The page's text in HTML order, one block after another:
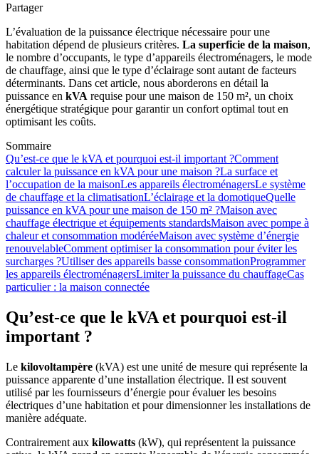
Partager
L’évaluation de la puissance électrique nécessaire pour une
habitation dépend de plusieurs critères. La superficie de la maison,
le nombre d’occupants, le type d’appareils électroménagers, le mode
de chauffage, ainsi que le type d’éclairage sont autant de facteurs
déterminants. Dans cet article, nous aborderons en détail la
puissance en kVA requise pour une maison de 150 m², un choix
énergétique stratégique pour garantir un confort optimal tout en
optimisant les coûts.
Sommaire
Qu’est-ce que le kVA et pourquoi est-il important ?Comment
calculer la puissance en kVA pour une maison ?La surface et
l’occupation de la maisonLes appareils électroménagersLe système
de chauffage et la climatisationL’éclairage et la domotiqueQuelle
puissance en kVA pour une maison de 150 m² ?Maison avec
chauffage électrique et équipements standardsMaison avec pompe à
chaleur et consommation modéréeMaison avec système d’énergie
renouvelableComment optimiser la consommation pour éviter les
surcharges ?Utiliser des appareils basse consommationProgrammer
les appareils électroménagersLimiter la puissance du chauffageCas
particulier : la maison connectée
Qu’est-ce que le kVA et pourquoi est-il
important ?
Le kilovoltampère (kVA) est une unité de mesure qui représente la
puissance apparente d’une installation électrique. Il est souvent
utilisé par les fournisseurs d’énergie pour évaluer les besoins
électriques d’une habitation et pour dimensionner les installations de
manière adéquate.
Contrairement aux kilowatts (kW), qui représentent la puissance